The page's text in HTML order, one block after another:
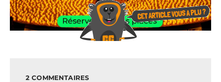
2 COMMENTAIRES